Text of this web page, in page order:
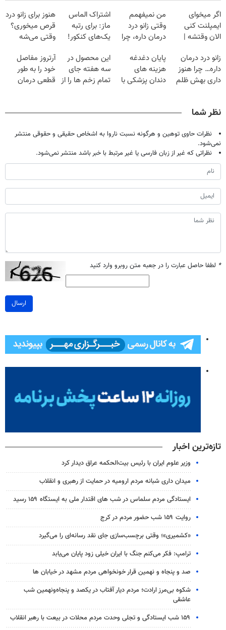
اگر میخوای
ایمپلنت کنی
الان وقتشه |
میلیون تومان!!!
من نمیفهمم
وقتی زانو درد
درمان داره، چرا
تحمل میکنی؟❗
اشتراک الماس
ماز: برای رتبه
یک‌های کنکور!
هنوز برای زانو درد
قرص میخوری؟
وقتی می‌شه
درمانش کرد؟؟؟؟
زانو درد درمان
داره… چرا هنوز
داری بهش ظلم
پایان دغدغه
هزینه های
دندان پزشکی با
این محصول در
سه هفته جای
تمام زخم ها را از
آرتروز مفاصل
خود را به طور
قطعی درمان
نظر شما
نظرات حاوی توهین و هرگونه نسبت ناروا به اشخاص حقیقی و حقوقی منتشر
نمی‌شود.
نظراتی که غیر از زبان فارسی یا غیر مرتبط با خبر باشد منتشر نمی‌شود.
* لطفا حاصل عبارت را در جعبه متن روبرو وارد کنید
ارسال
تازه‌ترین اخبار
وزیر علوم ایران با رئیس بیت‌الحکمه عراق دیدار کرد
میدان داری شبانه مردم ارومیه در حمایت از رهبری و انقلاب
ایستادگی مردم سلماس در شب های اقتدار ملی به ایستگاه ۱۵۹ رسید
روایت ۱۵۹ شب حضور مردم در کرج
«کشمیری»؛ وقتی برچسب‌سازی جای نقد رسانه‌ای را می‌گیرد
ترامپ: فکر می‌کنم جنگ با ایران خیلی زود پایان می‌یابد
صد و پنجاه و نهمین قرار خونخواهی مردم مشهد در خیابان ها
شکوه بی‌مرز ارادت؛ مردم دیار آفتاب در یکصد و پنجاه‌ونهمین شب
عاشقی
۱۵۹ شب ایستادگی و تجلی وحدت مردم محلات در بیعت با رهبر انقلاب